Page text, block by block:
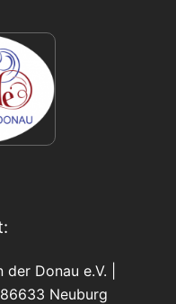
Donau e.V. |
Neuburg